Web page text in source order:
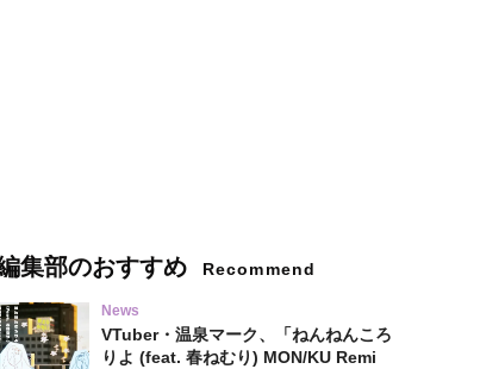
集部のおすすめ Recommend
News
VTuber・温泉マーク、「ねんねんころ
りよ (feat. 春ねむり) MON/KU Remi